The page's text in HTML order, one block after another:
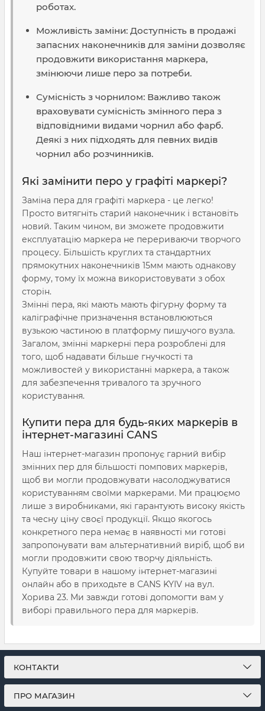
роботах.
Можливість заміни: Доступність в продажі
запасних наконечників для заміни дозволяє
продовжити використання маркера,
змінюючи лише перо за потреби.
Сумісність з чорнилом: Важливо також
враховувати сумісність змінного пера з
відповідними видами чорнил або фарб.
Деякі з них підходять для певних видів
чорнил або розчинників.
Які замінити перо у графіті маркері?
Заміна пера для графіті маркера - це легко!
Просто витягніть старий наконечник і встановіть
новий. Таким чином, ви зможете продовжити
експлуатацію маркера не перериваючи творчого
процесу. Більшість круглих та стандартних
прямокутних наконечників 15мм мають однакову
форму, тому їх можна використовувати з обох
сторін.
Змінні пера, які мають мають фігурну форму та
каліграфічне призначення встановлюються
вузькою частиною в платформу пишучого вузла.
Загалом, змінні маркерні пера розроблені для
того, щоб надавати більше гнучкості та
можливостей у використанні маркера, а також
для забезпечення тривалого та зручного
користування.
Купити пера для будь-яких маркерів в
інтернет-магазині CANS
Наш інтернет-магазин пропонує гарний вибір
змінних пер для більшості помпових маркерів,
щоб ви могли продовжувати насолоджуватися
користуванням своїми маркерами. Ми працюємо
лише з виробниками, які гарантують високу якість
та чесну ціну своєї продукції. Якщо якогось
конкретного пера немає в наявності ми готові
запропонувати вам альтернативний виріб, щоб ви
могли продовжити свою творчу діяльність.
Купуйте товари в нашому інтернет-магазині
онлайн або в приходьте в CANS KYIV на вул.
Хорива 23. Ми завжди готові допомогти вам у
виборі правильного пера для маркерів.
КОНТАКТИ
ПРО МАГАЗИН